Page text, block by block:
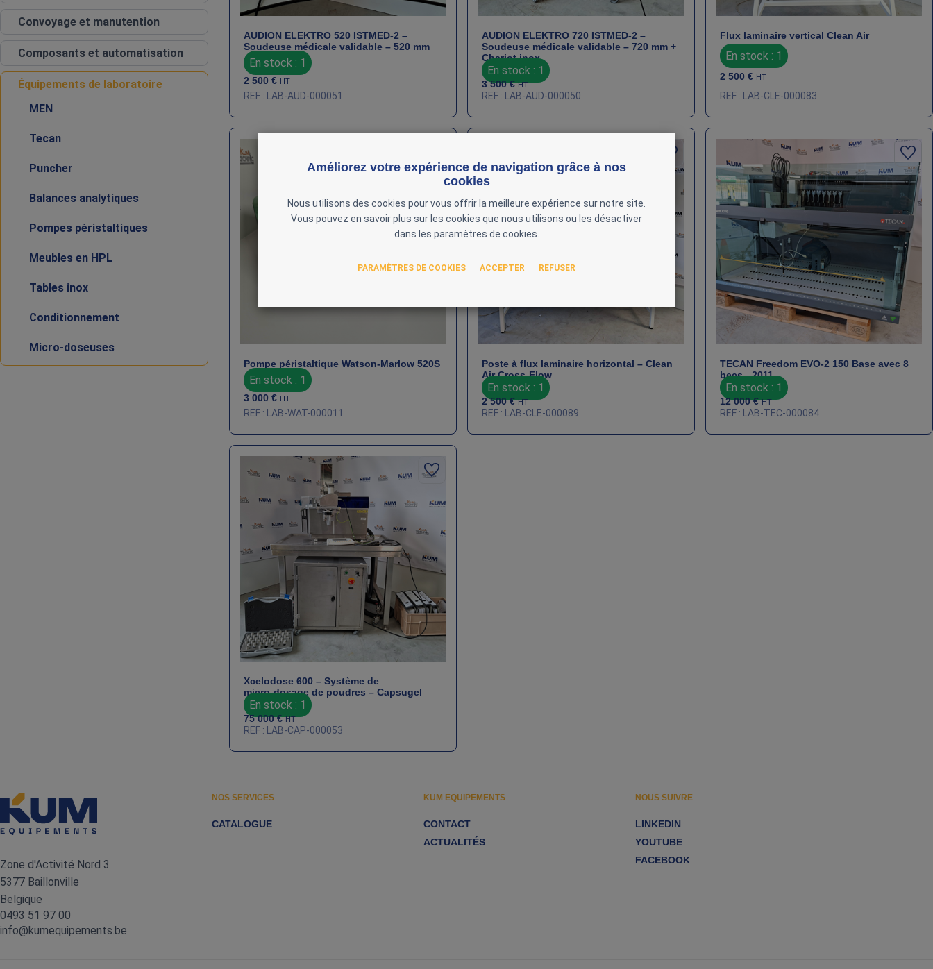
Convoyage et manutention
Composants et automatisation
Équipements de laboratoire
MEN
Tecan
Puncher
Balances analytiques
Pompes péristaltiques
Meubles en HPL
Tables inox
Conditionnement
Micro-doseuses
AUDION ELEKTRO 520 ISTMED‑2 –
Soudeuse médicale validable – 520 mm
En stock : 1
2 500 € HT
REF : LAB-AUD-000051
AUDION ELEKTRO 720 ISTMED‑2 –
Soudeuse médicale validable – 720 mm +
Chariot inox
En stock : 1
3 500€ HT
REF : LAB-AUD-000050
Flux laminaire vertical Clean Air
En stock : 1
2 500 € HT
REF : LAB-CLE-000083
Pompe péristaltique Watson‑Marlow 520S
En stock : 1
3 000 € HT
REF : LAB-WAT-000011
Poste à flux laminaire horizontal – Clean
Air Cross‑Flow
En stock : 1
2 500€ HT
REF : LAB-CLE-000089
TECAN Freedom EVO-2 150 Base avec 8
becs - 2011
En stock : 1
12 000€ HT
REF : LAB-TEC-000084
Xcelodose 600 – Système de
micro‑dosage de poudres – Capsugel
En stock : 1
75 000€ HT
REF : LAB-CAP-000053
Zone d'Activité Nord 3
5377 Baillonville
Belgique
0493 51 97 00
info@kumequipements.be
NOS SERVICES
CATALOGUE
KUM EQUIPEMENTS
CONTACT
ACTUALITÉS
NOUS SUIVRE
LINKEDIN
YOUTUBE
FACEBOOK
Améliorez votre expérience de navigation grâce à nos
cookies
Nous utilisons des cookies pour vous offrir la meilleure expérience sur notre site.
Vous pouvez en savoir plus sur les cookies que nous utilisons ou les désactiver
dans les paramètres de cookies.
PARAMÈTRES DE COOKIES ACCEPTER REFUSER